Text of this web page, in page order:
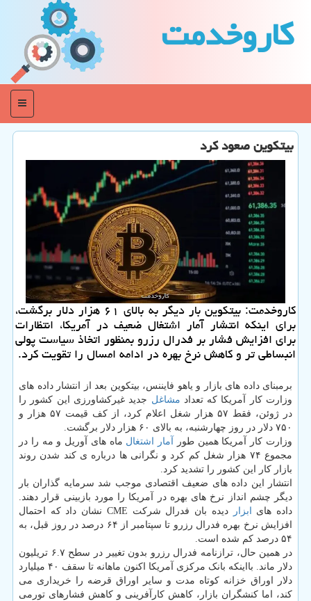
كاروخدمت
منو
بیتکوین صعود کرد
کاروخدمت: بیتکوین بار دیگر به بالای ۶۱ هزار دلار برگشت،
برای اینکه انتشار آمار اشتغال ضعیف در آمریکا، انتظارات
برای افزایش فشار بر فدرال رزرو بمنظور اتخاذ سیاست پولی
انبساطی تر و کاهش نرخ بهره در ادامه امسال را تقویت کرد.
برمبنای داده های بازار و یاهو فایننس، بیتکوین بعد از انتشار داده های
وزارت کار آمریکا که تعداد مشاغل جدید غیرکشاورزی این کشور را
در ژوئن، فقط ۵۷ هزار شغل اعلام کرد، از کف قیمت ۵۷ هزار و
۷۵۰ دلار در روز چهارشنبه، به بالای ۶۰ هزار دلار برگشت.
وزارت کار آمریکا همین طور
آمار اشتغال ماه های آوریل و مه را در
مجموع ۷۴ هزار شغل کم کرد و نگرانی ها درباره ی کند شدن روند
بازار کار این کشور را تشدید کرد.
انتشار این داده های ضعیف اقتصادی موجب شد سرمایه گذاران بار
دیگر چشم انداز نرخ های بهره در آمریکا را مورد بازبینی قرار دهند.
داده های
ابزار
دیده بان فدرال شرکت CME نشان داد که احتمال
افزایش نرخ بهره فدرال رزرو تا سپتامبر از ۶۴ درصد در روز قبل، به
۵۴ درصد کم شده است.
در همین حال، ترازنامه فدرال رزرو بدون تغییر در سطح ۶.۷ تریلیون
دلار ماند. بااینکه بانک مرکزی آمریکا اکنون ماهانه تا سقف ۴۰ میلیارد
دلار اوراق خزانه کوتاه مدت و سایر اوراق قرضه را خریداری می
کند، اما کنشگران بازار، کاهش کارآفرینی و کاهش فشارهای تورمی